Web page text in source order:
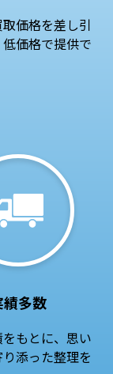
価格を差し引
価格で提供で
績多数
もとに、思い
添った整理を